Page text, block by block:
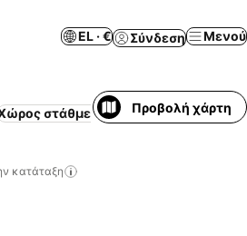
EL · € Σύνδεση Μενού
στάθμευσης Θέρετρο Δέχεται
Προβολή χάρτη
κατάταξη